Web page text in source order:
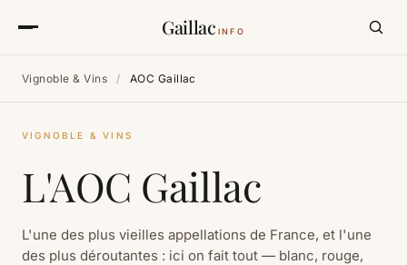
Gaillac INFO
Vignoble & Vins / AOC Gaillac
VIGNOBLE & VINS
L'AOC Gaillac
L'une des plus vieilles appellations de France, et l'une
des plus déroutantes : ici on fait tout — blanc, rouge,